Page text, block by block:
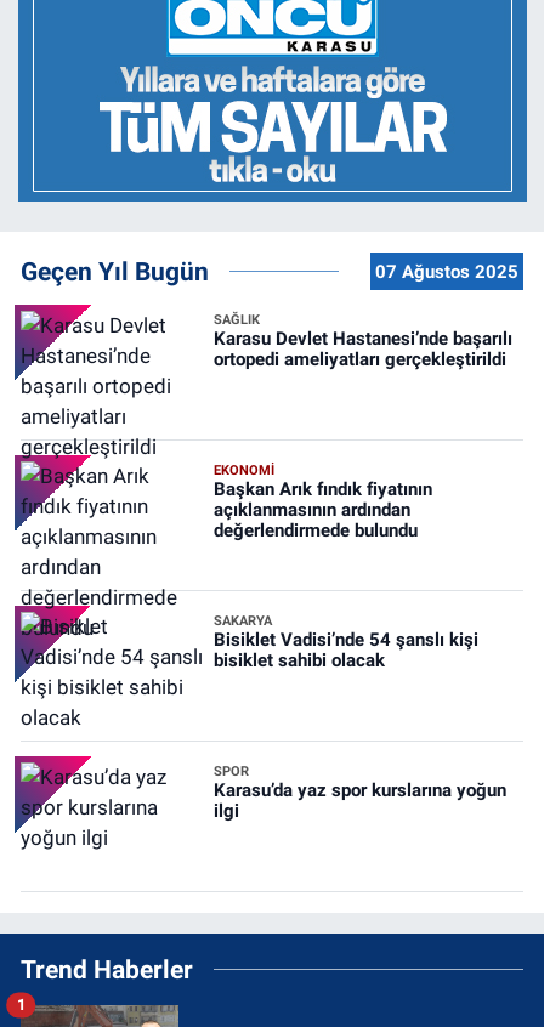
Geçen Yıl Bugün 07 Ağustos 2025
SAĞLIK
Karasu Devlet Hastanesi’nde başarılı
ortopedi ameliyatları gerçekleştirildi
EKONOMİ
Başkan Arık fındık fiyatının
açıklanmasının ardından
değerlendirmede bulundu
SAKARYA
Bisiklet Vadisi’nde 54 şanslı kişi
bisiklet sahibi olacak
SPOR
Karasu’da yaz spor kurslarına yoğun
ilgi
Trend Haberler
1